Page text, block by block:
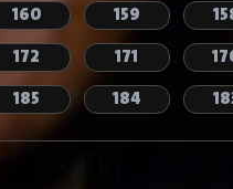
159
160
171
172
184
185